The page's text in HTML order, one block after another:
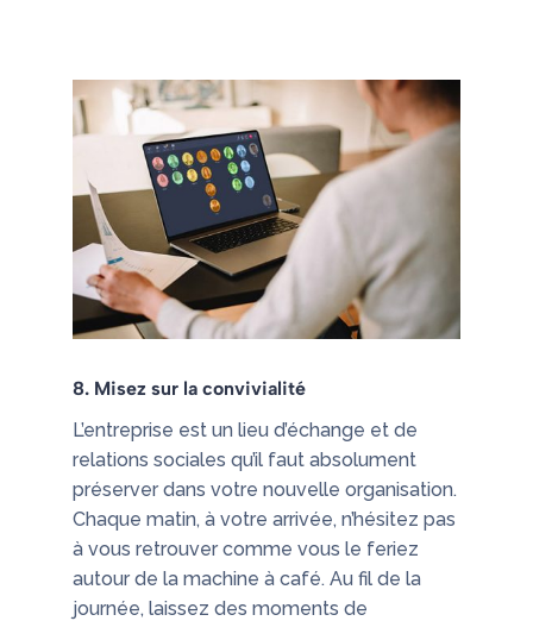
8. Misez sur la convivialité
L’entreprise est un lieu d’échange et de
relations sociales qu’il faut absolument
préserver dans votre nouvelle organisation.
Chaque matin, à votre arrivée, n’hésitez pas
à vous retrouver comme vous le feriez
autour de la machine à café. Au fil de la
journée, laissez des moments de